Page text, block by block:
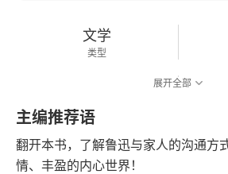
文学
类型
展开全部
主编推荐语
翻开本书，了解鲁迅与家人的沟通方
情、丰盈的内心世界！